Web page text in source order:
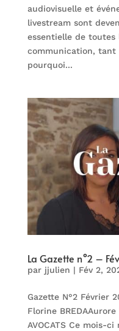
audiovisuelle et
livestream sont
essentielle de toutes
communication, tant
pourquoi...
La Gazette n°2 –
par jjulien | Fév 2,
Gazette N°2 Février
Florine BREDAAurore
AVOCATS Ce mois-